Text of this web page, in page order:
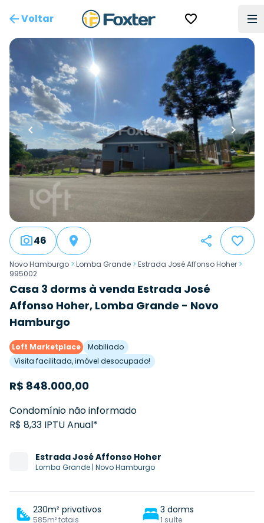
Voltar
46
Novo Hamburgo > Lomba Grande > Estrada José Affonso Hoher >
995002
Casa 3 dorms à venda Estrada José
Affonso Hoher, Lomba Grande - Novo
Hamburgo
Loft Marketplace
Mobiliado
Visita facilitada, imóvel desocupado!
R$ 848.000,00
Condomínio não informado
R$ 8,33 IPTU Anual*
EstradaJosé Affonso Hoher
Lomba Grande | Novo Hamburgo
230m² privativos
585m² totais
3 dorms
1 suíte